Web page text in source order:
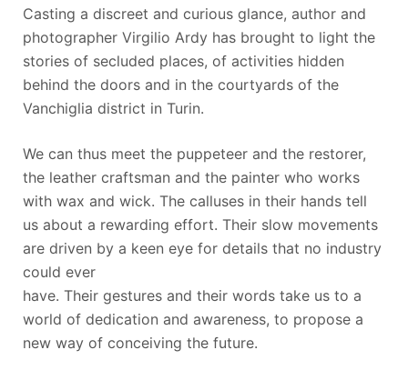
Casting a discreet and curious glance, author and
photographer Virgilio Ardy has brought to light the
stories of secluded places, of activities hidden
behind the doors and in the courtyards of the
Vanchiglia district in Turin.
We can thus meet the puppeteer and the restorer,
the leather craftsman and the painter who works
with wax and wick. The calluses in their hands tell
us about a rewarding effort. Their slow movements
are driven by a keen eye for details that no industry
could ever
have. Their gestures and their words take us to a
world of dedication and awareness, to propose a
new way of conceiving the future.